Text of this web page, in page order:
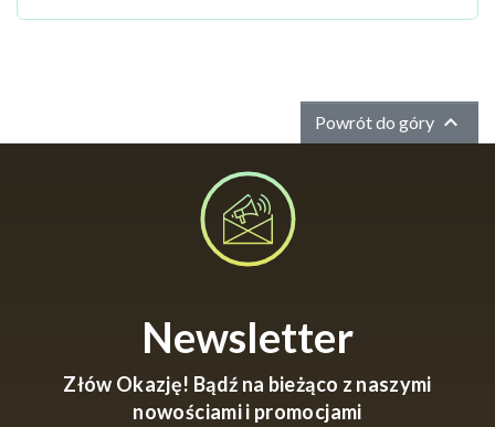
Powrót do góry 
Newsletter
Złów Okazję! Bądź na bieżąco z naszymi
nowościami i promocjami